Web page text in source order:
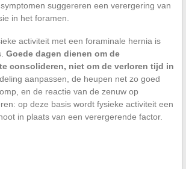
suggereren een verergering van
in het foramen.
activiteit met een foraminale hernia is
Goede dagen dienen om de
consolideren, niet om de verloren tijd in
aanpassen, de heupen net zo goed
en de reactie van de zenuw op
op deze basis wordt fysieke activiteit een
in plaats van een verergerende factor.